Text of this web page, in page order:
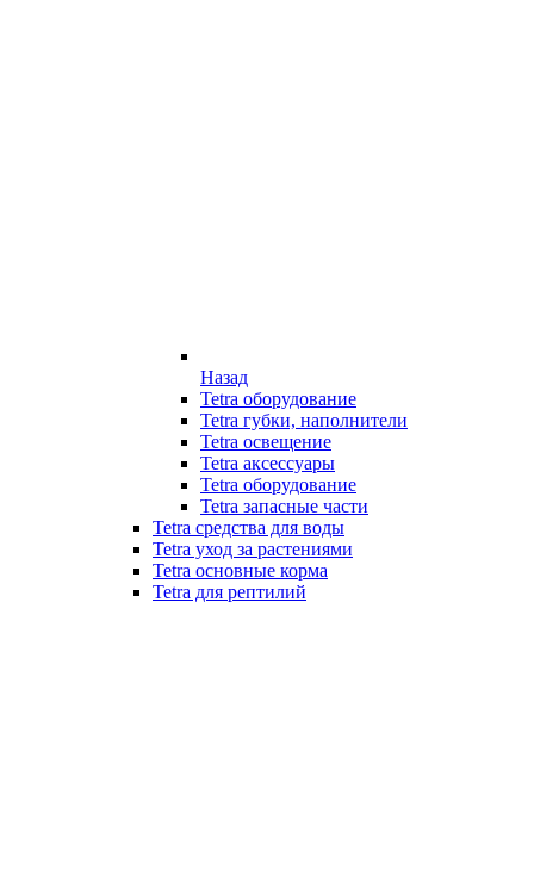
Назад
Tetra оборудование
Tetra губки, наполнители
Tetra освещение
Tetra аксессуары
Tetra оборудование
Tetra запасные части
Tetra средства для воды
Tetra уход за растениями
Tetra основные корма
Tetra для рептилий